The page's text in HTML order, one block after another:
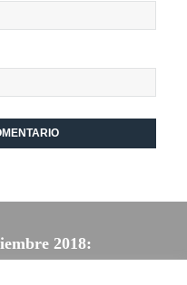
2018: